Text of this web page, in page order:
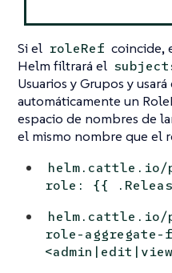
Si el roleRef coincide,
Helm filtrará el
Usuarios y Grupos y
automáticamente un
espacio de nombres de
el mismo nombre que el
helm.cattle.io/
role: {{
helm.cattle.io/
role-aggregate-